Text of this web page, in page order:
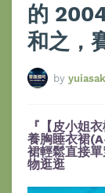
的
和之，
by
『【皮小姐
養胸睡衣裙
裙輕鬆直接
物逛逛